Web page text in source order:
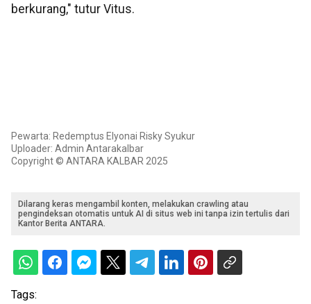
berkurang," tutur Vitus.
Pewarta: Redemptus Elyonai Risky Syukur
Uploader: Admin Antarakalbar
Copyright © ANTARA KALBAR 2025
Dilarang keras mengambil konten, melakukan crawling atau
pengindeksan otomatis untuk AI di situs web ini tanpa izin tertulis dari
Kantor Berita ANTARA.
Tags: